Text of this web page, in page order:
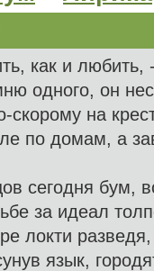
как и любить,
одного, он
скорому на
по домам, а
сегодня бум,
за идеал
локти
язык,